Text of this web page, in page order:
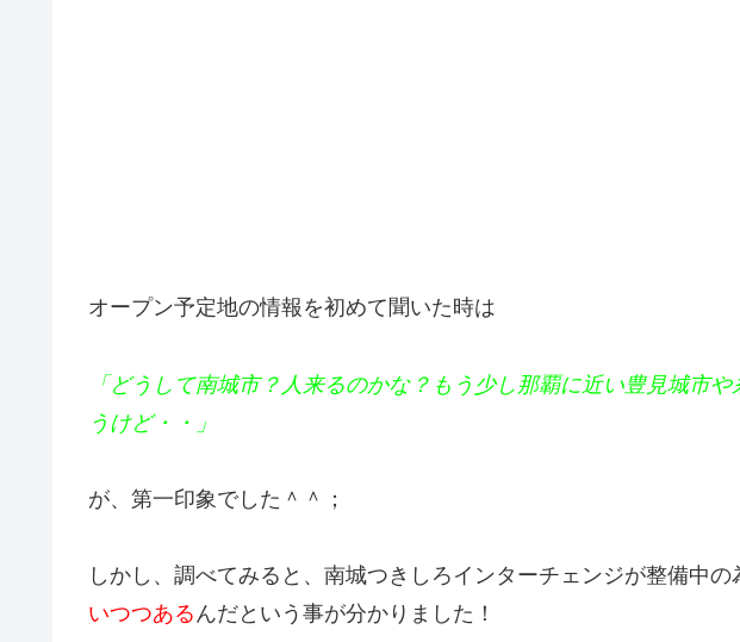
オープン予定地の情報を初めて聞いた時は
「どうして南城市？人来るのかな？もう少し那覇に近い豊見城市
うけど・・」
が、第一印象でした＾＾；
しかし、調べてみると、南城つきしろインターチェンジが整備中の
いつつある んだという事が分かりました！